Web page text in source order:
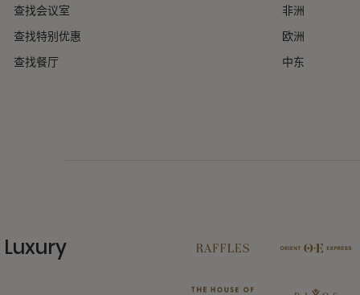
查找会议室
查找特别优惠
查找餐厅
非洲
欧洲
中东
Luxury